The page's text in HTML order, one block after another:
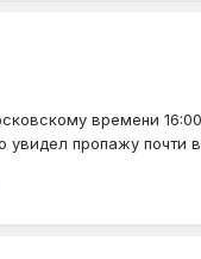
времени
пропажу почти